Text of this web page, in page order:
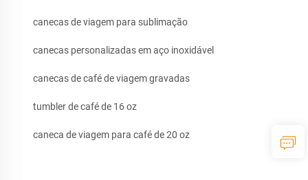
canecas de viagem para sublimação
canecas personalizadas em aço inoxidável
canecas de café de viagem gravadas
tumbler de café de 16 oz
caneca de viagem para café de 20 oz